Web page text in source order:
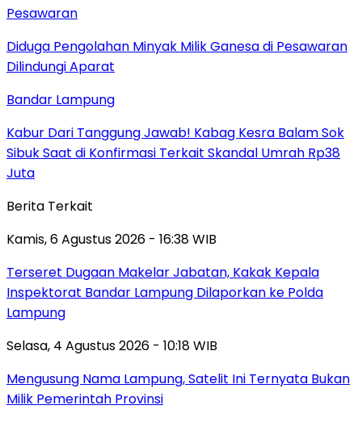
Pesawaran
Diduga Pengolahan Minyak Milik Ganesa di Pesawaran
Dilindungi Aparat
Bandar Lampung
Kabur Dari Tanggung Jawab! Kabag Kesra Balam Sok
Sibuk Saat di Konfirmasi Terkait Skandal Umrah Rp38
Juta
Berita Terkait
Kamis, 6 Agustus 2026 - 16:38 WIB
Terseret Dugaan Makelar Jabatan, Kakak Kepala
Inspektorat Bandar Lampung Dilaporkan ke Polda
Lampung
Selasa, 4 Agustus 2026 - 10:18 WIB
Mengusung Nama Lampung, Satelit Ini Ternyata Bukan
Milik Pemerintah Provinsi